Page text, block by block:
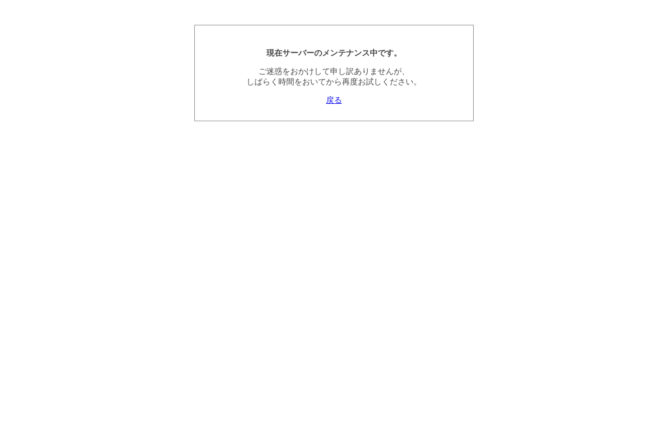
現在サーバーのメンテナンス中です。
ご迷惑をおかけして申し訳ありませんが、
しばらく時間をおいてから再度お試しください。
戻る